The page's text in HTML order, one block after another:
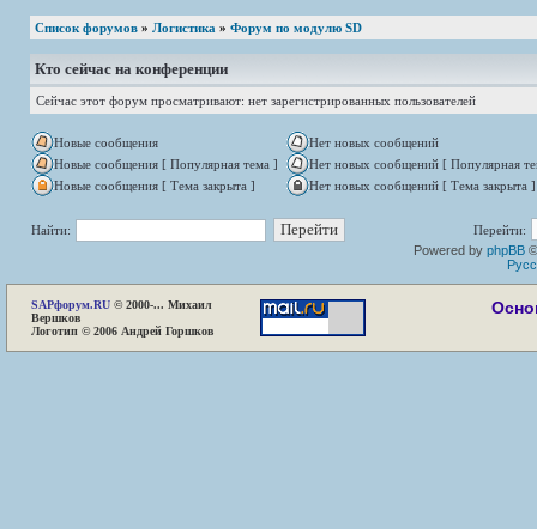
Список форумов » Логистика » Форум по модулю SD
Кто сейчас на конференции
Сейчас этот форум просматривают: нет зарегистрированных пользователей
Новые сообщения
Нет новых сообщений
Новые сообщения [ Популярная тема ]
Нет новых сообщений [ Популярная
Новые сообщения [ Тема закрыта ]
Нет новых сообщений [ Тема закрыта ]
Найти:
Перейти:
Powered by phpBB
SAPфорум.RU © 2000-... Михаил
Вершков
Логотип © 2006 Андрей Горшков